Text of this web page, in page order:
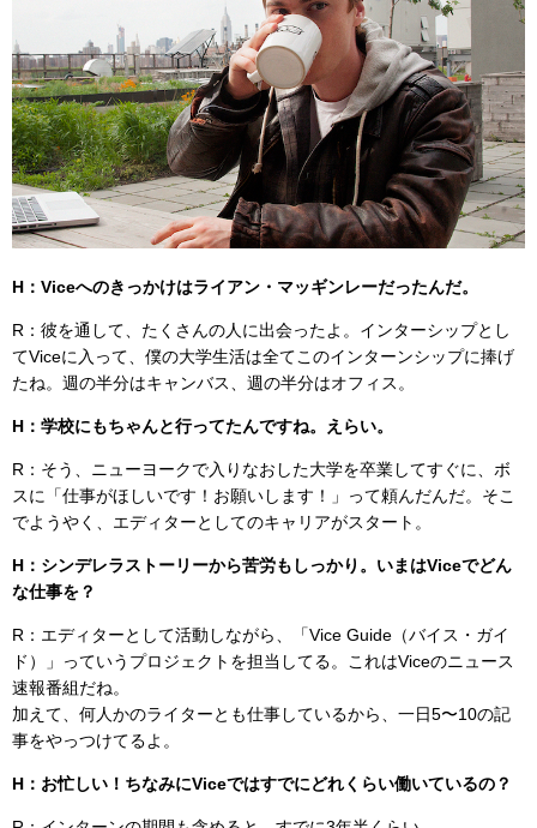
H：Viceへのきっかけはライアン・マッギンレーだったんだ。
R：彼を通して、たくさんの人に出会ったよ。インターシップとし
てViceに入って、僕の大学生活は全てこのインターンシップに捧げ
たね。週の半分はキャンバス、週の半分はオフィス。
H：学校にもちゃんと行ってたんですね。えらい。
R：そう、ニューヨークで入りなおした大学を卒業してすぐに、ボ
スに「仕事がほしいです！お願いします！」って頼んだんだ。そこ
でようやく、エディターとしてのキャリアがスタート。
H：シンデレラストーリーから苦労もしっかり。いまはViceでどん
な仕事を？
R：エディターとして活動しながら、「Vice Guide（バイス・ガイ
ド）」っていうプロジェクトを担当してる。これはViceのニュース
速報番組だね。
加えて、何人かのライターとも仕事しているから、一日5〜10の記
事をやっつけてるよ。
H：お忙しい！ちなみにViceではすでにどれくらい働いているの？